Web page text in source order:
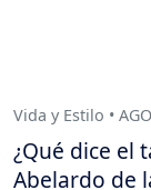
Vida y Estilo •
¿Qué dice el
Abelardo de